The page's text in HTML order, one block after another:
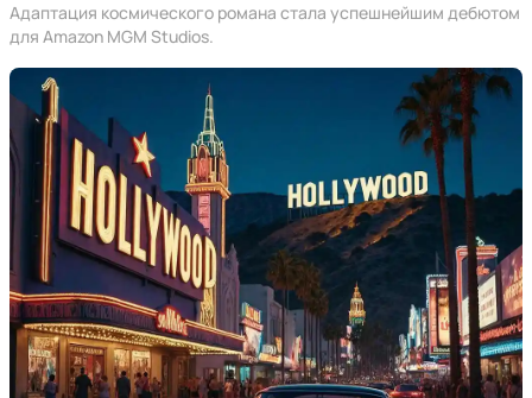
Адаптация космического романа стала успешнейшим дебютом
для Amazon MGM Studios.